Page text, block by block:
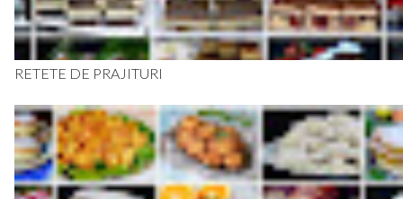
RETETE DE PRAJITURI